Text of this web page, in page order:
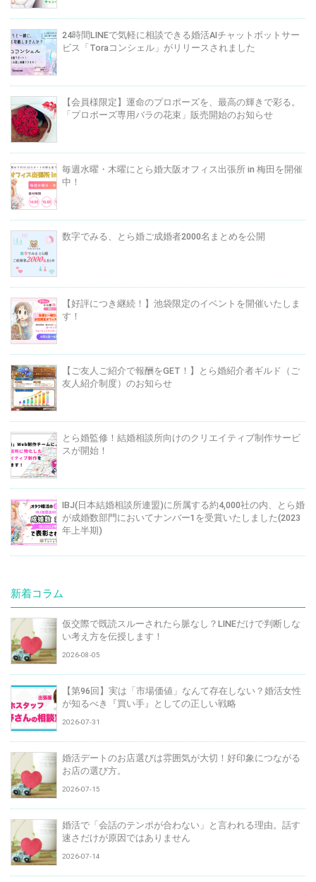
24時間LINEで気軽に相談できる婚活AIチャットボットサー
ビス「Toraコンシェル」がリリースされました
【会員様限定】運命のプロポーズを、最高の輝きで彩る。
「プロポーズ専用バラの花束」販売開始のお知らせ
毎週水曜・木曜にとら婚大阪オフィス出張所 in 梅田を開催
中！
数字でみる、とら婚ご成婚者2000名まとめを公開
【好評につき継続！】池袋限定のイベントを開催いたしま
す！
【ご友人ご紹介で報酬をGET！】とら婚紹介者ギルド（ご
友人紹介制度）のお知らせ
とら婚監修！結婚相談所向けのクリエイティブ制作サービ
スが開始！
IBJ(日本結婚相談所連盟)に所属する約4,000社の内、とら婚
が成婚数部門においてナンバー1を受賞いたしました(2023
年上半期)
新着コラム
仮交際で既読スルーされたら脈なし？LINEだけで判断しな
い考え方を伝授します！
2026-08-05
【第96回】実は「市場価値」なんて存在しない？婚活女性
が知るべき『買い手』としての正しい戦略
2026-07-31
婚活デートのお店選びは雰囲気が大切！好印象につながる
お店の選び方。
2026-07-15
婚活で「会話のテンポが合わない」と言われる理由。話す
速さだけが原因ではありません
2026-07-14